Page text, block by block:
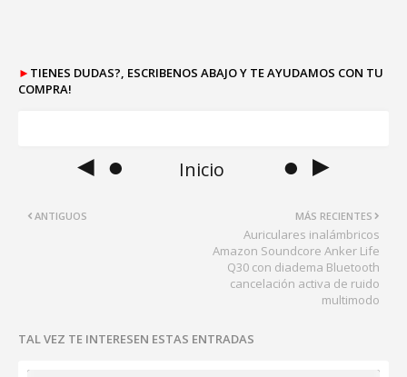
► TIENES DUDAS?, ESCRIBENOS ABAJO Y TE AYUDAMOS CON TU
COMPRA!
◄ ● Inicio ● ►
MÁS RECIENTES
Auriculares inalámbricos
Amazon Soundcore Anker Life
Q30 con diadema Bluetooth
cancelación activa de ruido
multimodo
ANTIGUOS
TAL VEZ TE INTERESEN ESTAS ENTRADAS